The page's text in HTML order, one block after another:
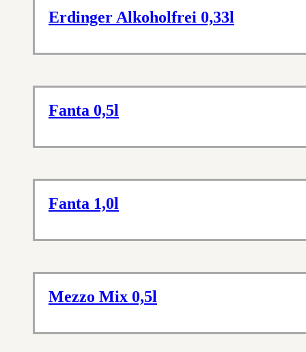
Erdinger Alkoholfrei 0,33l
Fanta 0,5l
Fanta 1,0l
Mezzo Mix 0,5l